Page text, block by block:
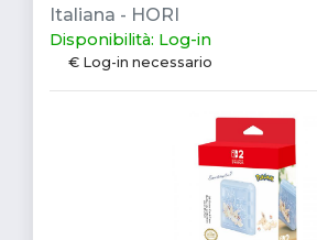
Italiana - HORI
Disponibilità: Log-in
€ Log-in necessario